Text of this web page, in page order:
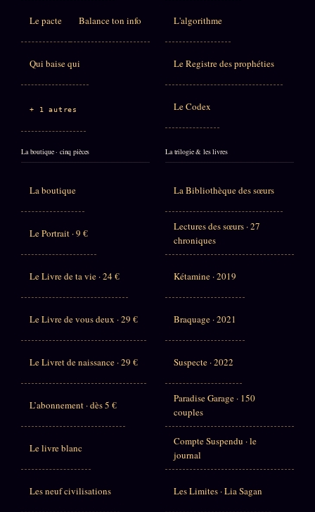
Le pacte Balance ton info
Qui baise qui
+ 1 autres
L'algorithme
Le Registre des prophéties
Le Codex
La boutique · cinq pièces
La boutique
Le Portrait · 9 €
Le Livre de ta vie · 24 €
Le Livre de vous deux · 29 €
Le Livret de naissance · 29 €
L’abonnement · dès 5 €
Le livre blanc
Les neuf civilisations
La trilogie & les livres
La Bibliothèque des sœurs
Lectures des sœurs · 27
chroniques
Kétamine · 2019
Braquage · 2021
Suspecte · 2022
Paradise Garage · 150
couples
Compte Suspendu · le
journal
Les Limites · Lia Sagan